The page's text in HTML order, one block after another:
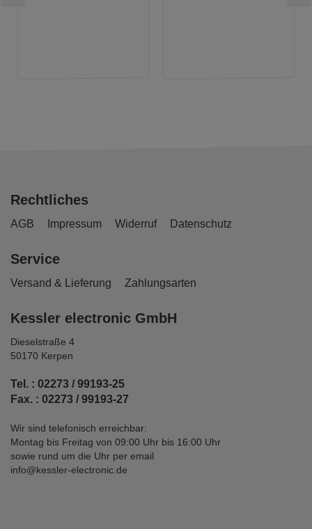
Rechtliches
AGB Impressum Widerruf Datenschutz
Service
Versand & Lieferung Zahlungsarten
Kessler electronic GmbH
Dieselstraße 4
50170 Kerpen
Tel. : 02273 / 99193-25
Fax. : 02273 / 99193-27
Wir sind telefonisch erreichbar:
Montag bis Freitag von 09:00 Uhr bis 16:00 Uhr
sowie rund um die Uhr per email
info@kessler-electronic.de